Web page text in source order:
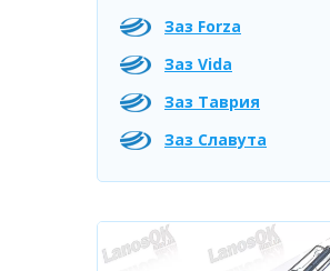
Заз Forza
Заз Vida
Заз Таврия
Заз Славута